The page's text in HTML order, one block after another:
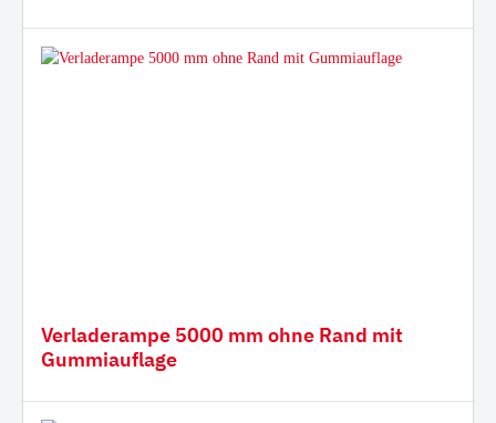
Verladerampe 5000 mm ohne Rand mit
Gummiauflage